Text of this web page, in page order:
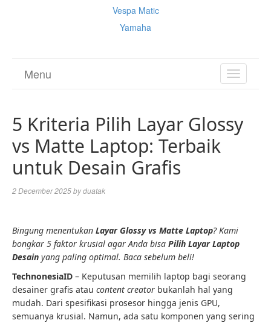
Vespa Matic
Yamaha
TOGGLE
Menu
5 Kriteria Pilih Layar Glossy
vs Matte Laptop: Terbaik
untuk Desain Grafis
2 December 2025byduatak
Bingung menentukan Layar Glossy vs Matte Laptop? Kami
bongkar 5 faktor krusial agar Anda bisa Pilih Layar Laptop
Desain yang paling optimal. Baca sebelum beli!
TechnonesiaID – Keputusan memilih laptop bagi seorang
desainer grafis atau content creator bukanlah hal yang
mudah. Dari spesifikasi prosesor hingga jenis GPU,
semuanya krusial. Namun, ada satu komponen yang sering